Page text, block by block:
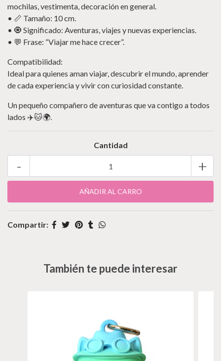
mochilas, vestimenta, decoración en general.
• 📏 Tamaño: 10 cm.
• 🧿 Significado: Aventuras, viajes y nuevas experiencias.
• 💬 Frase: “Viajar me hace crecer”.
Compatibilidad:
Ideal para quienes aman viajar, descubrir el mundo, aprender
de cada experiencia y vivir con curiosidad constante.
Un pequeño compañero de aventuras que va contigo a todos
lados ✈️🐱🌍.
Cantidad
+
-
Compartir:
También te puede interesar